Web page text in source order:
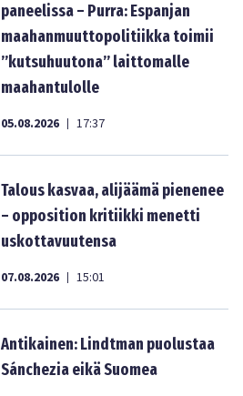
paneelissa – Purra: Espanjan
maahanmuuttopolitiikka toimii
”kutsuhuutona” laittomalle
maahantulolle
05.08.2026 | 17:37
Talous kasvaa, alijäämä pienenee
– opposition kritiikki menetti
uskottavuutensa
07.08.2026 | 15:01
Antikainen: Lindtman puolustaa
Sánchezia eikä Suomea